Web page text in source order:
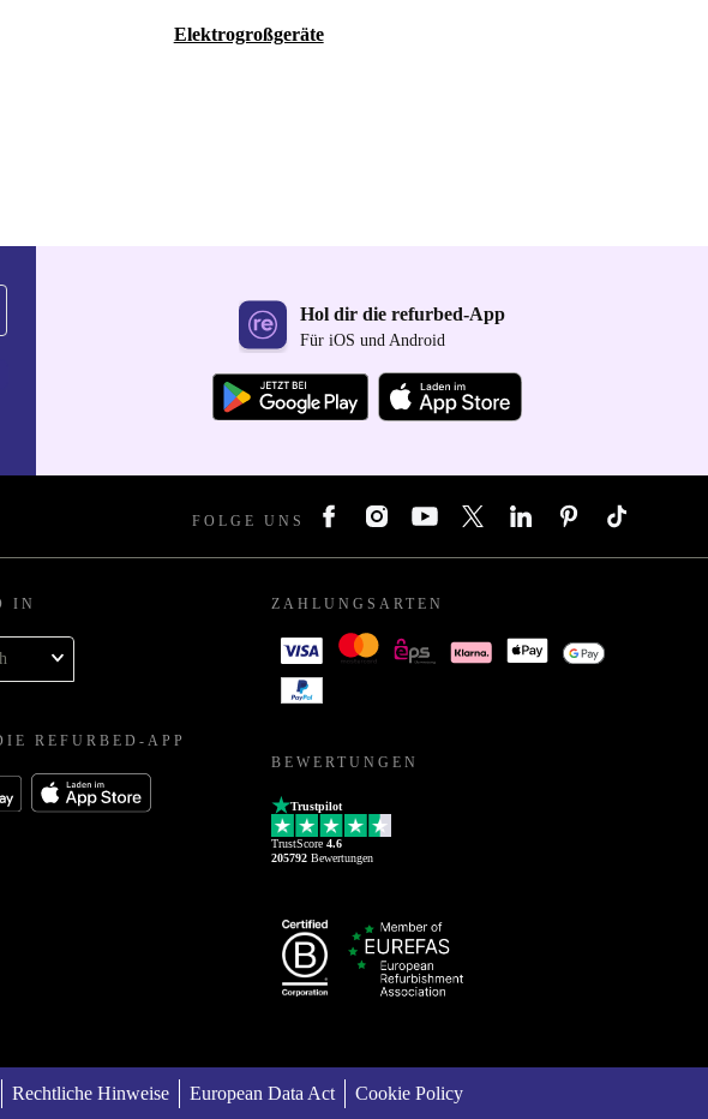
Elektrogroßgeräte
Hol dir die refurbed-App
Für iOS und Android
FOLGE UNS
IN
REFURBED-APP
ZAHLUNGSARTEN
BEWERTUNGEN
Trustpilot
TrustScore 4.6
205792 Bewertungen
Rechtliche Hinweise European Data Act Cookie Policy